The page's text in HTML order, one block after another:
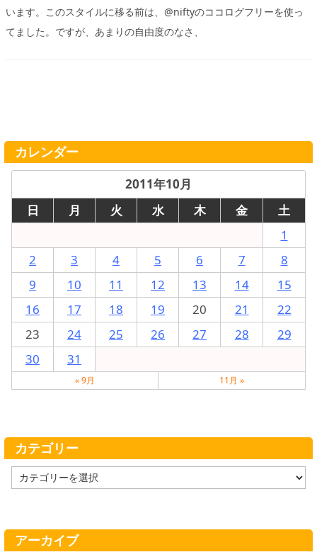
います。このスタイルに移る前は、@niftyのココログフリーを使っ
てました。ですが、あまりの自由度のなさ、
カレンダー
2011年10月
日
月 火 水 木 金
土
1
2
3 4 5 6 7
8
9
10 11 12 13 14
15
16
17 18 19 20 21
22
23
24 25 26 27 28
29
30
31
« 9月 11月 »
カテゴリー
テ
ー
アーカイブ